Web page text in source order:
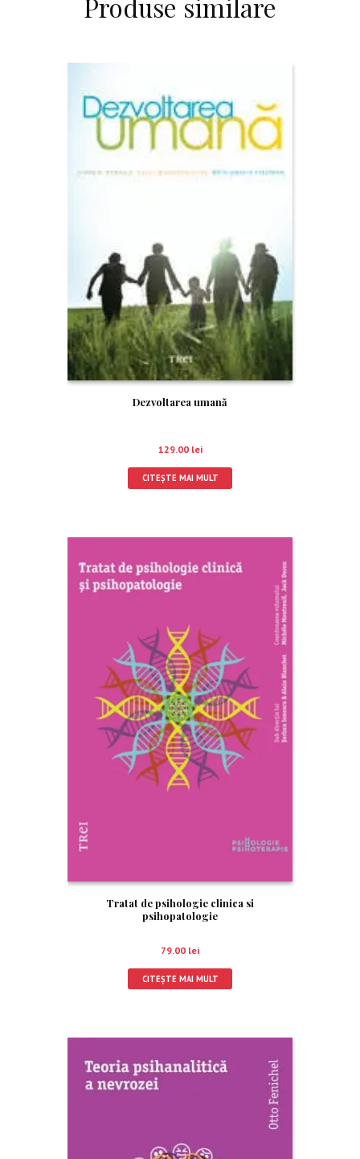
Produse similare
Dezvoltarea umană
129.00 lei
CITEȘTE MAI MULT
Tratat de psihologie clinica si
psihopatologie
79.00 lei
CITEȘTE MAI MULT